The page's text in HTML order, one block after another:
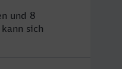
und 8
sich